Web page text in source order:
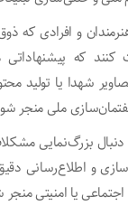
و افرادی که
کنند که پیشنهاداتی
شهدا یا تولید
ملی منجر
بزرگ‌نمایی
و اطلاع‌رسانی
یا امنیتی